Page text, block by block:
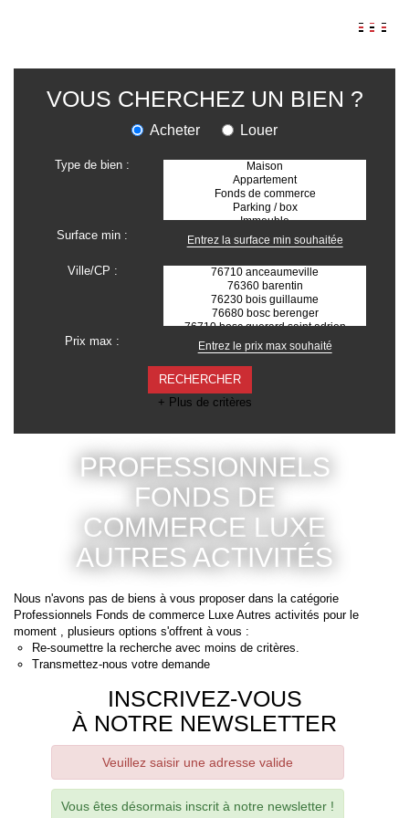
AGENCES
ANNONCES
VIAGER
IMMOBILIER D'ENTREPRISE
Locaux commerciaux
Bureaux
Fonds de commerces
FAIRE GÉRER
Gestion locative
Garantie Loyers impayés
Assurances
SYNDIC
RECRUTEMENT
SERVICES
Actualités
Partenaires
Le palmarès de l'entreprise
VOUS CHERCHEZ UN BIEN ?
Acheter Louer
Type de bien :
+ Plus de critères
PROFESSIONNELS FONDS DE
COMMERCE LUXE AUTRES
ACTIVITÉS
Nous n'avons pas de biens à vous proposer dans la catégorie
Professionnels Fonds de commerce Luxe Autres activités pour le
moment , plusieurs options s'offrent à vous :
Re-soumettre la recherche avec moins de critères.
Transmettez-nous votre demande
INSCRIVEZ-VOUS
À NOTRE NEWSLETTER
Veuillez saisir une adresse valide
Vous êtes désormais inscrit à notre newsletter !